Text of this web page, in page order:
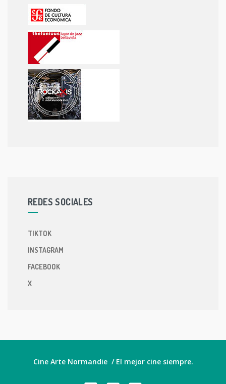
REDES SOCIALES
TIKTOK
INSTAGRAM
FACEBOOK
X
Cine Arte Normandie / El mejor cine siempre.